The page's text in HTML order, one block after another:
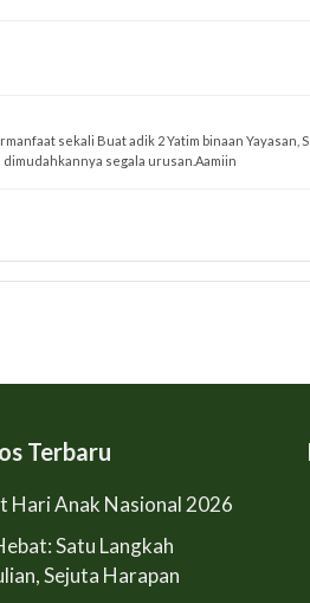
sekali Buat adik 2 Yatim binaan Yayasan,
segala urusan.Aamiin
Terbaru
Hari Anak Nasional 2026
Satu Langkah
Sejuta Harapan